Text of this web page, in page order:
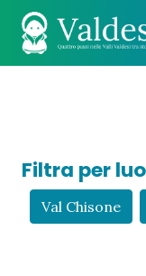
Filtra per
Val Chisone